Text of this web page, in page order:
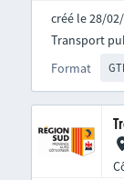
créé le 28/
Format
Transport